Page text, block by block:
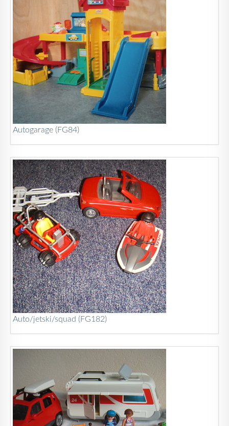
Autogarage (FG84)
Auto/jetski/squad (FG182)